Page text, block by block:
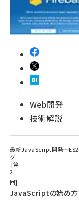
Web開発
技術解説
最新JavaScript開発～
グ
第
2
回
JavaScriptの始め方